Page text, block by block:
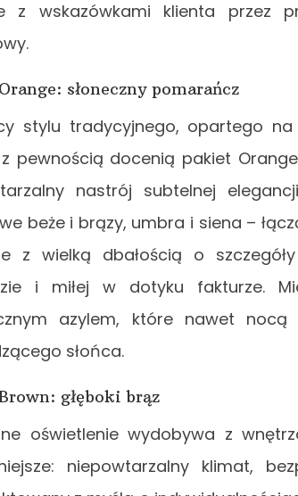
z wskazówkami klienta przez
słoneczny pomarańcz
stylu tradycyjnego, opartego
pewnością docenią pakiet
nastrój subtelnej
beże i brązy, umbra i siena –
z wielką dbałością o
i miłej w dotyku fakturze.
azylem, które nawet
słońca.
głęboki brąz
oświetlenie wydobywa z
niepowtarzalny klimat,